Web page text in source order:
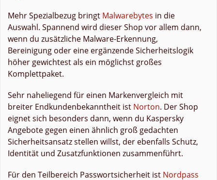
Mehr Spezialbezug bringt Malwarebytes in die
Auswahl. Spannend wird dieser Shop vor allem dann,
wenn du zusätzliche Malware-Erkennung,
Bereinigung oder eine ergänzende Sicherheitslogik
höher gewichtest als ein möglichst großes
Komplettpaket.
Sehr naheliegend für einen Markenvergleich mit
breiter Endkundenbekanntheit ist Norton. Der Shop
eignet sich besonders dann, wenn du Kaspersky
Angebote gegen einen ähnlich groß gedachten
Sicherheitsansatz stellen willst, der ebenfalls Schutz,
Identität und Zusatzfunktionen zusammenführt.
Für den Teilbereich Passwortsicherheit ist Nordpass